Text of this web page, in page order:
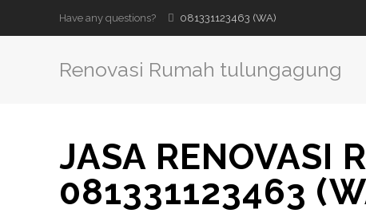
Have any questions? 081331123463 (WA)
Renovasi Rumah tulungagung
JASA RENOVASI
081331123463